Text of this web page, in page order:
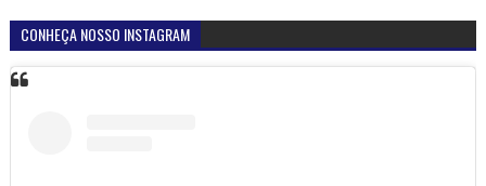
CONHEÇA NOSSO INSTAGRAM